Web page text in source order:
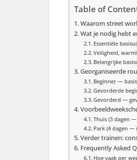
Table of
Waarom street
Wat je nodig hebt
Essentiële
Veiligheid,
Belangrijke
Georganiseerde
Beginner —
Gevorderde
Gevorderd —
Thuis (3 dagen
Park (4 dagen
Verder trainen:
Frequently Asked
Hoe vaak per